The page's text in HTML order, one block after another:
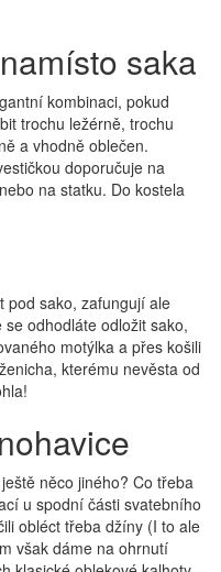
saka
kombinaci, pokud
trochu ležérně, trochu
a vhodně oblečen.
doporučuje na
na statku. Do kostela
pod sako, zafungují ale
odhodláte odložit sako,
motýlka a přes košili
kterému nevěsta od
něco jiného? Co třeba
u spodní části svatebního
obléct třeba džíny (I to ale
však dáme na ohrnutí